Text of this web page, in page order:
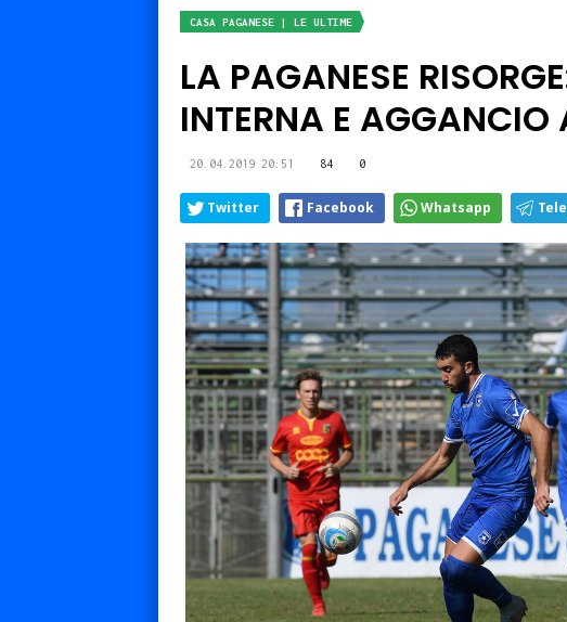
CASA PAGANESE | LE ULTIME
LA PAGANESE
INTERNA E AGGANCIO
20.04.2019 20:51 84 0
Twitter Facebook Whatsapp